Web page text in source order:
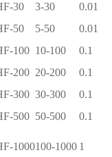
30 3-30
0.01
50 5-50
0.01
100 10-100
0.1
200 20-200
0.1
300 30-300
0.1
500 50-500 0.1
1000100-1000 1